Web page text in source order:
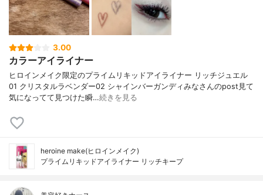
3.00
カラーアイライナー
ヒロインメイク限定のプライムリキッドアイライナー リッチジュエル
01 クリスタルラベンダー02 シャインバーガンディみなさんのpost見て
気になってて見つけた瞬…続きを見る
heroine make(ヒロインメイク)
プライムリキッドアイライナー リッチキープ